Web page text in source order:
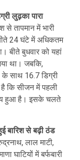
लुढ़का पारा
से तापमान में भारी
24 घंटे में अधिकतम
बीते बुधवार को यहां
था। जबकि,
के साथ 16.7 डिग्री
है कि सीजन में पहली
हुआ है। इसके चलते
बारिश से बढ़ी ठंड
लाल माटी,
घाटियों में बर्फबारी